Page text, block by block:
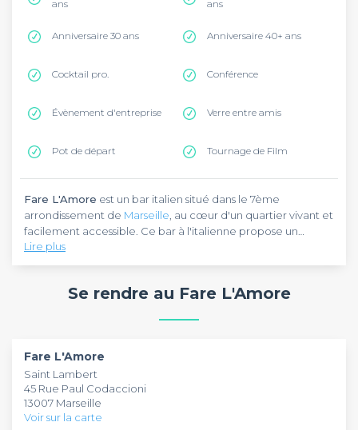
ans
ans
Anniversaire 30 ans Anniversaire 40+ ans
Cocktail pro. Conférence
Évènement d'entreprise Verre entre amis
Pot de départ Tournage de Film
Fare L'Amore est un bar italien situé dans le 7ème
arrondissement de Marseille , au cœur d'un quartier vivant et
facilement accessible. Ce bar à l'italienne propose un
concept unique d'aperitivo dinatoire inspiré des trattorie
milanaises, parfait pour vos afterworks, anniversaires et
approche authentique de l'art de vivre italien et son
Fare L'Amorevous accueille dans un cadre convivial où le
traditionnelle. Le midi, savourez des plats authentiques
fine. L'ambiance musicale et l'énergie de l'équipe
transforment chaque soirée en groupe en moment
d'exception.
authentiquement italienne. Entre cocktails maison, vins
nature et spécialités culinaires, ce bar marseillais offre une
expérience complète pour vos pots de départ, soirées
d'entreprise et célébrations privées. Réservez dès
maintenant pour découvrir ce lieu où tradition et
Lire plus
Se rendre au Fare L'Amore
Fare L'Amore
Saint Lambert
45 Rue Paul Codaccioni
13007 Marseille
Voir sur la carte